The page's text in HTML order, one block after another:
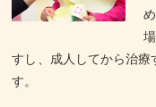
すし、成人してから治療
す。